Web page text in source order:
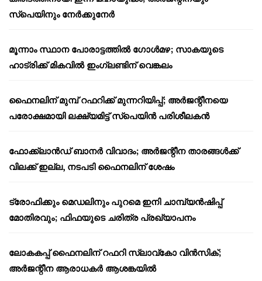
സ്പെയിനും നേർക്കുനേർ
മൂന്നാം സ്ഥാന പോരാട്ടത്തിൽ ഗോൾമഴ; സാകയുടെ
ഹാട്രിക്ക് മികവിൽ ഇംഗ്ലണ്ടിന് വെങ്കലം
ഫൈനലിന് മുമ്പ് റഫറിക്ക് മുന്നറിയിപ്പ്; അർജന്റീനയെ
പരോക്ഷമായി ലക്ഷ്യമിട്ട് സ്പെയിൻ പരിശീലകൻ
ഫോക്ക്‌ലാൻഡ് ബാനർ വിവാദം; അർജന്റീന താരങ്ങൾക്ക്
വിലക്ക് ഇല്ല, നടപടി ഫൈനലിന് ശേഷം
ട്രോഫിക്കും മെഡലിനും പുറമെ ഇനി ചാമ്പ്യൻഷിപ്പ്
മോതിരവും; ഫിഫയുടെ ചരിത്ര പ്രഖ്യാപനം
ലോകകപ്പ് ഫൈനലിന് റഫറി സ്ലാവ്‌കോ വിൻസിക്;
അർജന്റീന ആരാധകർ ആശങ്കയിൽ